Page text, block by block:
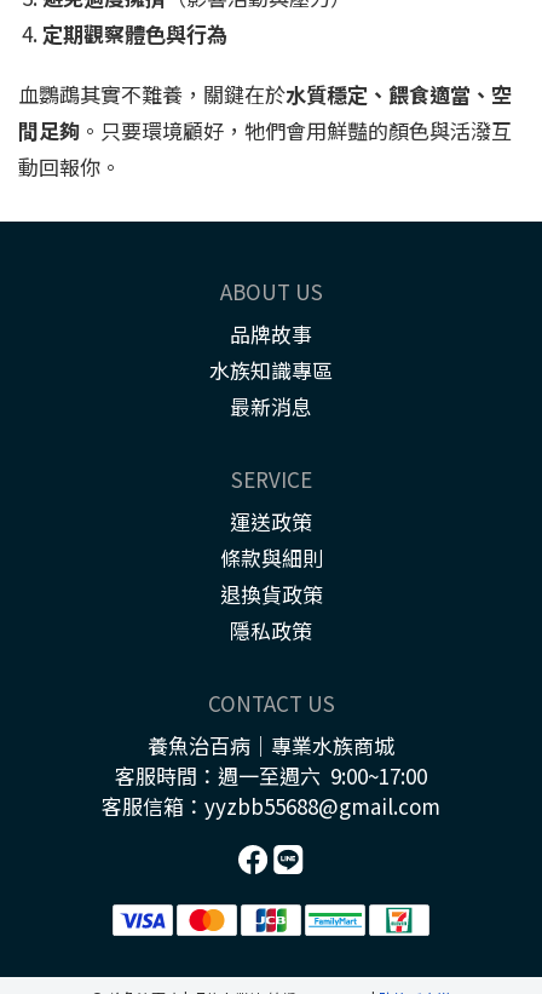
定期觀察體色與行為
血鸚鵡其實不難養，關鍵在於水質穩定、餵食適當、空
間足夠 。只要環境顧好，牠們會用鮮豔的顏色與活潑互
動回報你。
ABOUT US
品牌故事
水族知識專區
最新消息
SERVICE
運送政策
條款與細則
退換貨政策
隱私政策
CONTACT US
養魚治百病｜專業水族商城
客服時間：週一至週六 9:00~17:00
客服信箱：yyzbb55688@gmail.com